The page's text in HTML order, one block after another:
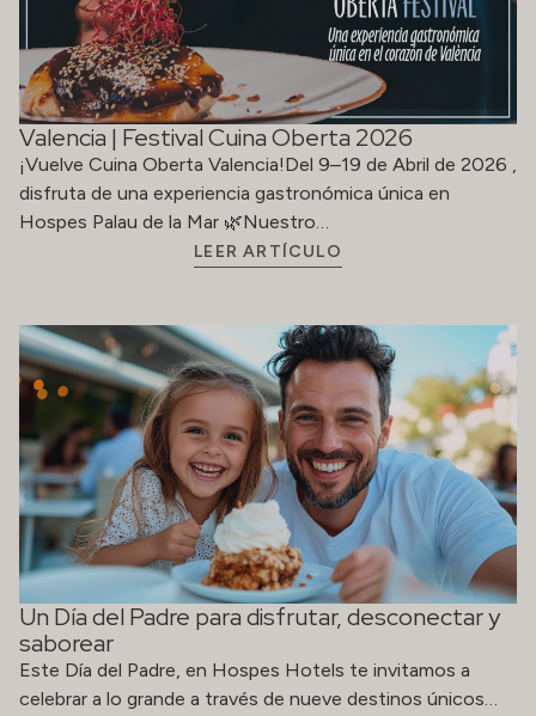
Valencia | Festival Cuina Oberta 2026
¡Vuelve Cuina Oberta Valencia!Del 9–19 de Abril de 2026 ,
disfruta de una experiencia gastronómica única en
Hospes Palau de la Mar 🌿Nuestro…
LEER ARTÍCULO
Un Día del Padre para disfrutar, desconectar y
saborear
Este Día del Padre, en Hospes Hotels te invitamos a
celebrar a lo grande a través de nueve destinos únicos…